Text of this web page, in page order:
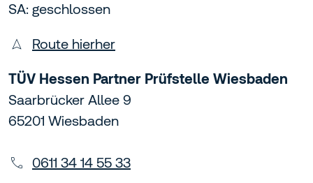
SA: geschlossen
Route hierher
TÜV Hessen Partner Prüfstelle Wiesbaden
Saarbrücker Allee 9
65201 Wiesbaden
0611 34 14 55 33